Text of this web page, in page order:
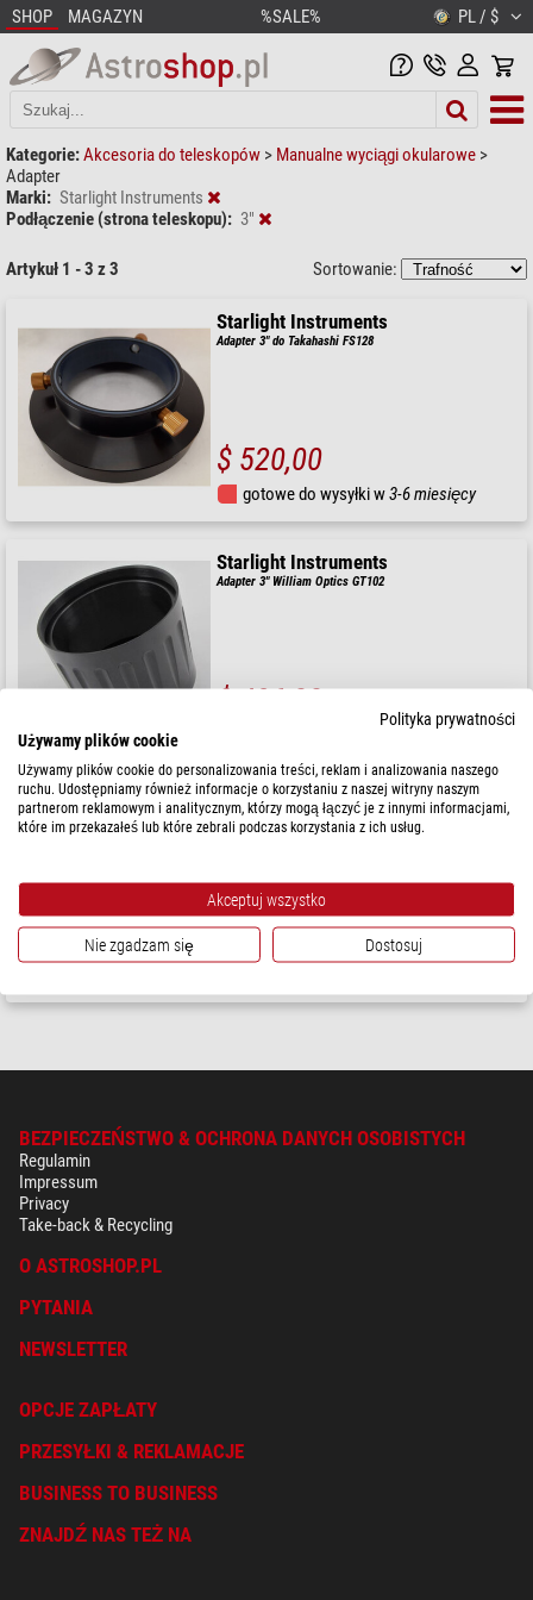
SHOP MAGAZYN %SALE% PL / $
Kategorie:Akcesoria do teleskopów > Manualne wyciągi okularowe >
Adapter
Marki: Starlight Instruments
Podłączenie (strona teleskopu): 3"
Artykuł 1 - 3 z 3 Sortowanie:
Starlight Instruments
Adapter 3" do Takahashi FS128
$ 520,00
gotowe do wysyłki w3-6 miesięcy
Starlight Instruments
Adapter 3" William Optics GT102
$ 496,00
3-6 miesięcy
Starlight Instruments
Adapter True 3,0"
Sugerowana cena detaliczna: $ 403,00
Nasza cena:
$ 263,00
BEZPIECZEŃSTWO & OCHRONA DANYCH OSOBISTYCH
Regulamin
Impressum
Privacy
Take-back & Recycling
O ASTROSHOP.PL
PYTANIA
NEWSLETTER
OPCJE ZAPŁATY
PRZESYŁKI & REKLAMACJE
BUSINESS TO BUSINESS
ZNAJDŹ NAS TEŻ NA
Polityka prywatności
Używamy plików cookie
Używamy plików cookie do personalizowania treści, reklam i analizowania naszego
ruchu. Udostępniamy również informacje o korzystaniu z naszej witryny naszym
partnerom reklamowym i analitycznym, którzy mogą łączyć je z innymi informacjami,
które im przekazałeś lub które zebrali podczas korzystania z ich usług.
Akceptuj wszystko
Nie zgadzam się Dostosuj